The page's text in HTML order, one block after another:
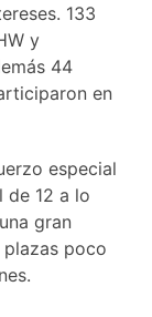
133
y
44
en
especial
de 12 a lo
gran
poco